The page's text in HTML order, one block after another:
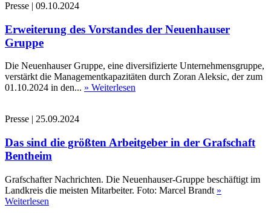
Presse | 09.10.2024
Erweiterung des Vorstandes der Neuenhauser
Gruppe
Die Neuenhauser Gruppe, eine diversifizierte Unternehmensgruppe,
verstärkt die Managementkapazitäten durch Zoran Aleksic, der zum
01.10.2024 in den... » Weiterlesen
Presse | 25.09.2024
Das sind die größten Arbeitgeber in der Grafschaft
Bentheim
Grafschafter Nachrichten. Die Neuenhauser-Gruppe beschäftigt im
Landkreis die meisten Mitarbeiter. Foto: Marcel Brandt »
Weiterlesen